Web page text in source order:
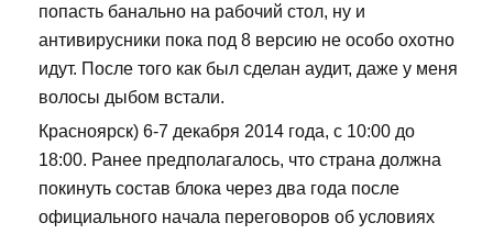
попасть банально на рабочий стол, ну и
антивирусники пока под 8 версию не особо охотно
идут. После того как был сделан аудит, даже у меня
волосы дыбом встали.
Красноярск) 6-7 декабря 2014 года, с 10:00 до
18:00. Ранее предполагалось, что страна должна
покинуть состав блока через два года после
официального начала переговоров об условиях